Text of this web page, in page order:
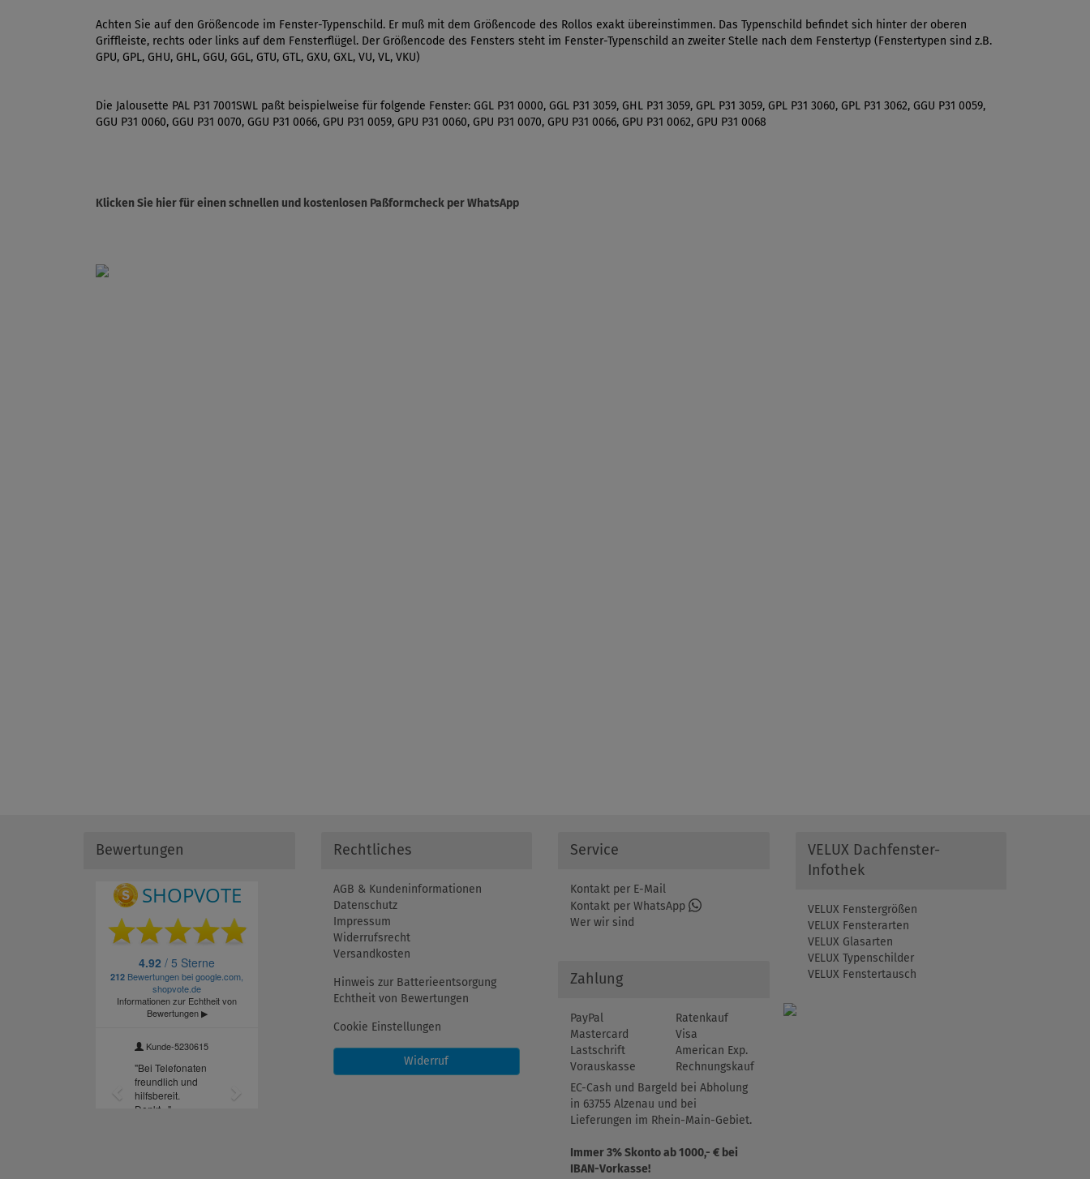
Achten Sie auf den Größencode im Fenster-Typenschild. Er muß mit dem Größencode des Rollos exakt übereinstimmen. Das Typenschild befindet sich hinter der oberen
Griffleiste, rechts oder links auf dem Fensterflügel. Der Größencode des Fensters steht im Fenster-Typenschild an zweiter Stelle nach dem Fenstertyp (Fenstertypen sind z.B.
GPU, GPL, GHU, GHL, GGU, GGL, GTU, GTL, GXU, GXL, VU, VL, VKU)
Die Jalousette PAL P31 7001SWL paßt beispielweise für folgende Fenster: GGL P31 0000, GGL P31 3059, GHL P31 3059, GPL P31 3059, GPL P31 3060, GPL P31 3062, GGU P31 0059,
GGU P31 0060, GGU P31 0070, GGU P31 0066, GPU P31 0059, GPU P31 0060, GPU P31 0070, GPU P31 0066, GPU P31 0062, GPU P31 0068
Klicken Sie hier für einen schnellen und kostenlosen Paßformcheck per WhatsApp
Bewertungen Rechtliches
AGB & Kundeninformationen
Datenschutz
Impressum
Widerrufsrecht
Versandkosten
Hinweis zur Batterieentsorgung
Echtheit von Bewertungen
Cookie Einstellungen
Widerruf
Service
Kontakt per E-Mail
Kontakt per WhatsApp
Wer wir sind
Zahlung
PayPal
Ratenkauf
Mastercard
Visa
Lastschrift
American Exp.
Vorauskasse
Rechnungskauf
EC-Cash und Bargeld bei Abholung
in 63755 Alzenau und bei
Lieferungen im Rhein-Main-Gebiet.
Immer 3% Skonto ab 1000,- € bei
IBAN-Vorkasse!
VELUX Dachfenster-
Infothek
VELUX Fenstergrößen
VELUX Fensterarten
VELUX Glasarten
VELUX Typenschilder
VELUX Fenstertausch